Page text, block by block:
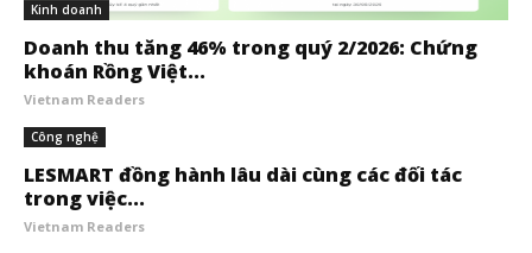
Kinh doanh
Doanh thu tăng 46% trong quý 2/2026: Chứng
khoán Rồng Việt...
Vietnam Readers
Công nghệ
LESMART đồng hành lâu dài cùng các đối tác
trong việc...
Vietnam Readers